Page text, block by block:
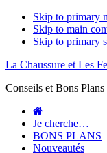
Skip to primary
Skip to main
Skip to primary
La Chaussure et Les
Conseils et Bons
Je cherche…
BONS PLANS
Nouveautés